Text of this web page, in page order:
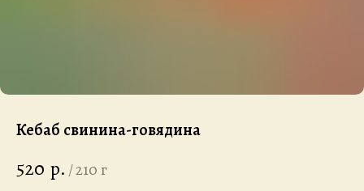
Кебаб свинина-говядина
520 р. /210 г